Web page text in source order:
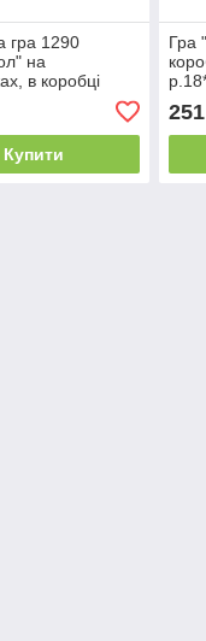
гра 1290
на
в коробці
Купити
Гра
251